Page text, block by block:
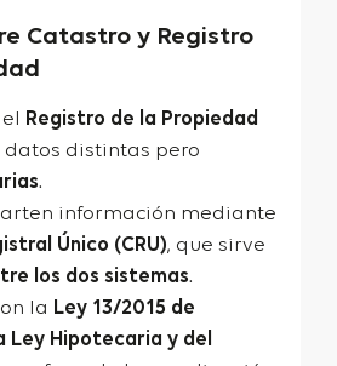
Catastro y Registro
Registro de la Propiedad
datos distintas pero
.
información mediante
Único (CRU), que sirve
los dos sistemas.
la Ley 13/2015 de
Ley Hipotecaria y del